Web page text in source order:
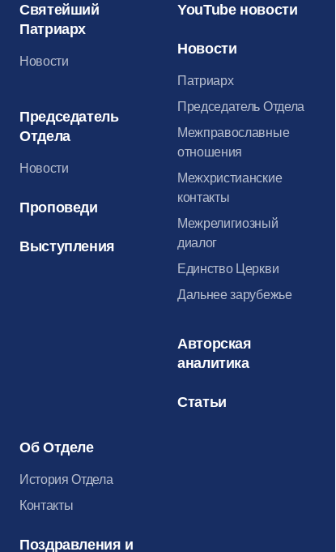
Святейший
Патриарх
Новости
Председатель
Отдела
Новости
Проповеди
Выступления
YouTube новости
Новости
Патриарх
Председатель Отдела
Межправославные
отношения
Межхристианские
контакты
Межрелигиозный
диалог
Единство Церкви
Дальнее зарубежье
Авторская
аналитика
Статьи
Об Отделе
История Отдела
Контакты
Поздравления и